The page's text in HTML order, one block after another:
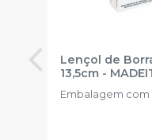
Lençol de
13,5cm -
Embalagem com